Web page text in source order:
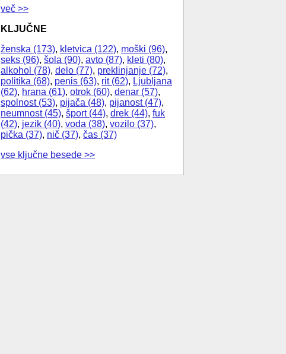
več >>
KLJUČNE
ženska (173), kletvica (122), moški (96),
seks (96), šola (90), avto (87), kleti (80),
alkohol (78), delo (77), preklinjanje (72),
politika (68), penis (63), rit (62), Ljubljana
(62), hrana (61), otrok (60), denar (57),
spolnost (53), pijača (48), pijanost (47),
neumnost (45), šport (44), drek (44), fuk
(42), jezik (40), voda (38), vozilo (37),
pička (37), nič (37), čas (37)
vse ključne besede >>